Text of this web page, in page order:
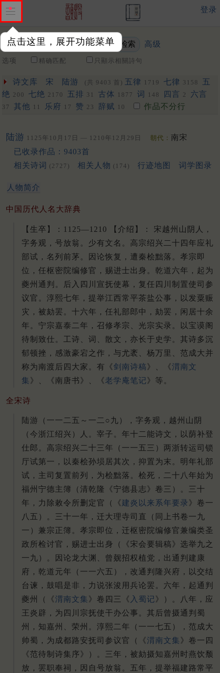
点击这里，展开功能菜单
登录
关键词 高级
选项 精确匹配 只顯示相關詩句
诗文库 宋 陆游 (共 9403 首) 五律 1719 七律 3158
五
绝 200 七绝 2170 五排 31 古体 1877 词 148 四言 2 六言
37 其他 11 乐府 17 赞 23 辞赋 10 作品不分行
陆游 1125年10月17日 — 1210年12月29日 朝代： 南宋
已收录作品：9403首
相关诗词 (2727) 相关人物 (174) 行迹地图 词学图录
人物简介
中国历代人名大辞典
【生卒】：1125—1210 【介绍】： 宋越州山阴人，
字务观，号放翁。少有文名。高宗绍兴二十四年应礼
部试，名列前茅。因论恢复，遭秦桧黜落。孝宗即
位，任枢密院编修官，赐进士出身。乾道六年，起为
夔州通判。后入四川宣抚使幕，复任四川制置使司参
议官。淳熙七年，提举江西常平茶盐公事，以发粟赈
灾，被劾罢。十六年，任礼部郎中，劾罢，闲居十余
年。宁宗嘉泰二年，召修孝宗、光宗实录。以宝谟阁
待制致仕。工诗、词、散文，亦长于史学。其诗多沉
郁顿挫，感激豪宕之作，与尤袤、杨万里、范成大并
称为南渡后四大家。有《剑南诗稿》、《渭南文
集》、《南唐书》、《老学庵笔记》等。
全宋诗
陆游（一一二五～一二○九），字务观，越州山阴
（今浙江绍兴）人。宰子。年十二能诗文，以荫补登
仕郎。高宗绍兴二十三年（一一五三）两浙转运司锁
厅试第一，以秦桧孙埙居其次，抑置为末。明年礼部
试，主司复置前列，为桧黜落。桧死，二十八年始为
福州宁德主簿（清乾隆《宁德县志》卷三）。三十
年，力除敕令所删定官（《建炎以来系年要录》卷一
八五）。三十一年，迁大理寺司直（同上书卷一九
一）兼宗正簿。孝宗即位，迁枢密院编修官兼编类圣
政所检讨官，赐进士出身（《宋会要辑稿》选举九之
一九）。因论龙大渊、曾觌招权植党，出通判建康
府，乾道元年（一一六五），改通判隆兴府，以交结
台谏，鼓唱是非，力说张浚用兵论罢。六年，起通判
夔州（《渭南文集》卷四三《 入蜀记》）。八年，应
王炎辟，为四川宗抚使干办公事。其后曾摄通判蜀
州，知嘉州、荣州。淳熙二年（一一七五），范成大
帅蜀，为成都路安抚司参议官（《渭南文集》卷一四
《范待制诗集序》）。三年，被劾摄知嘉州时燕饮颓
放，罢职奉祠，因自号放翁。五年，提举福建路常平